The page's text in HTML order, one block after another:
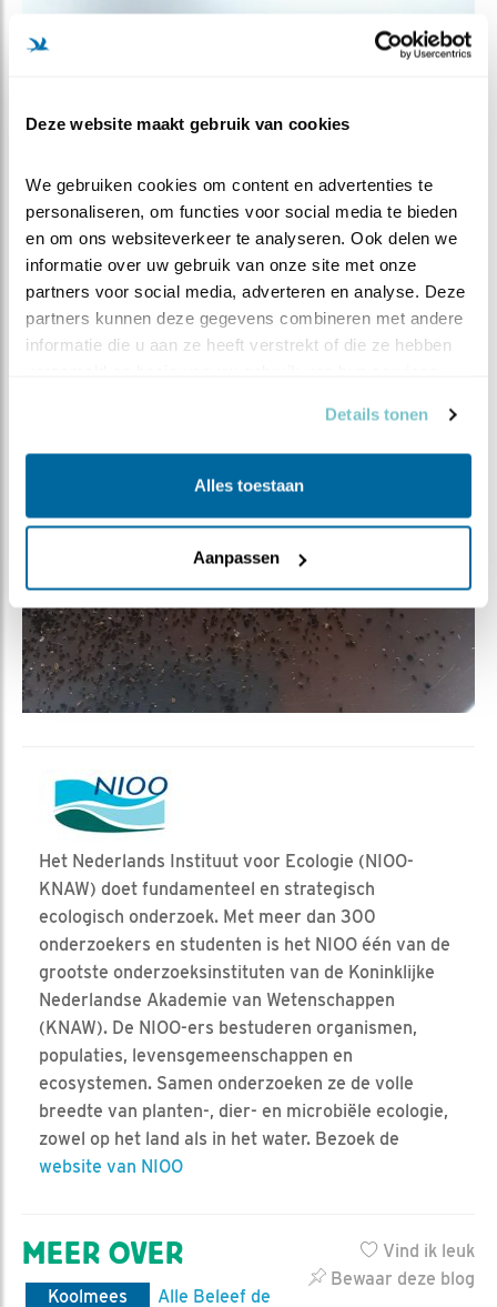
Deze website maakt gebruik van cookies
We gebruiken cookies om content en advertenties te
personaliseren, om functies voor social media te bieden
en om ons websiteverkeer te analyseren. Ook delen we
informatie over uw gebruik van onze site met onze
partners voor social media, adverteren en analyse. Deze
partners kunnen deze gegevens combineren met andere
informatie die u aan ze heeft verstrekt of die ze hebben
Details tonen
Alles toestaan
Aanpassen
Het Nederlands Instituut voor Ecologie (NIOO-
KNAW) doet fundamenteel en strategisch
ecologisch onderzoek. Met meer dan 300
onderzoekers en studenten is het NIOO één van de
grootste onderzoeksinstituten van de Koninklijke
Nederlandse Akademie van Wetenschappen
(KNAW). De NIOO-ers bestuderen organismen,
populaties, levensgemeenschappen en
ecosystemen. Samen onderzoeken ze de volle
breedte van planten-, dier- en microbiële ecologie,
zowel op het land als in het water. Bezoek de
website van NIOO
Vind ik leuk
Bewaar deze blog
MEER OVER
Koolmees
Alle Beleef de